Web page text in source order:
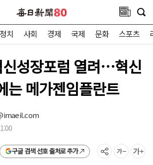
정치 사회 경제 국제 문화 스포츠
성장포럼 열려…혁신
는 메가젠임플란트
구글 검색 선호 출처로 추가